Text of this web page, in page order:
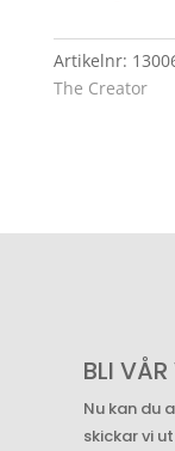
Artikelnr:
The Creator
BLI
Nu kan du
skickar vi